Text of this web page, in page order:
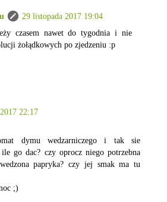
29 listopada 2017 19:04
czasem nawet do tygodnia i nie
żołądkowych po zjedzeniu :p
22:17
dymu wedzarniczego i tak sie
ile go dac? czy oprocz niego potrzebna
papryka? czy jej smak ma tu
;)